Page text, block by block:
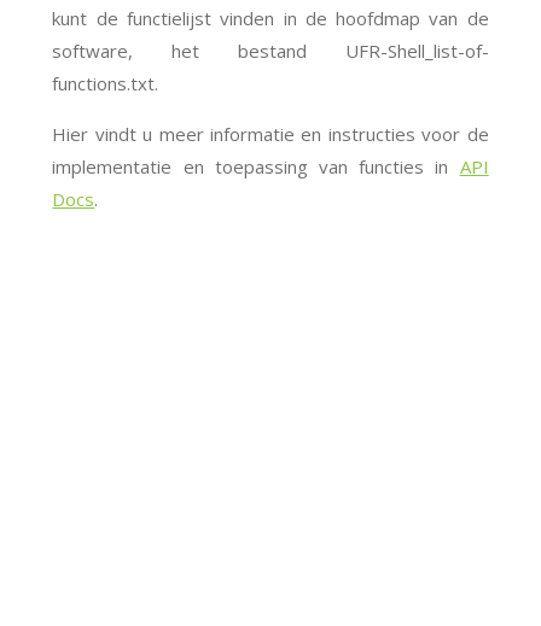
kunt de functielijst vinden in de hoofdmap van de
software, het bestand UFR-Shell_list-of-
functions.txt.
Hier vindt u meer informatie en instructies voor de
implementatie en toepassing van functies in API
Docs.